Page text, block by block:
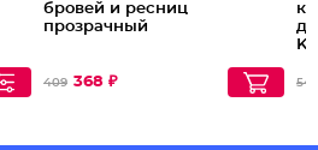
бровей и ресниц
прозрачный
409 368 ₽ 549